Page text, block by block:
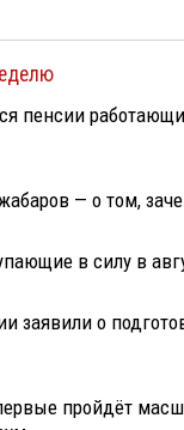
пенсии
— о том,
в силу в
заявили о
пройдёт